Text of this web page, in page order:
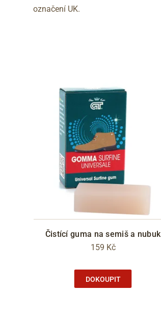
označení UK.
Čistící guma na semiš a nubuk
159 Kč
DOKOUPIT